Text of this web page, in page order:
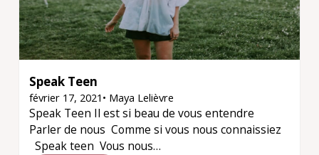
Speak Teen
février 17, 2021 • Maya Lelièvre
Speak Teen Il est si beau de vous entendre
Parler de nous Comme si vous nous connaissiez
Speak teen Vous nous…